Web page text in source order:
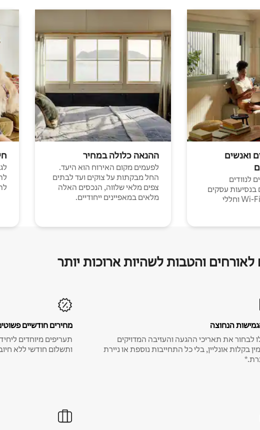
ואנשים
לנוודים
בנסיעות עסקים
עם חיבור לרשת Wi-Fi וחללי
ההנאה כלולה במחיר
לפעמים מקום האירוח הוא היעד.
החל מבקתות על צוקים ועד לבתים
צפים מלאי שלווה, הנכסים האלה
מלאים במאפיינים ייחודיים.
לאורחים והטבות לשהיות ארוכות יותר
הנחוצה
לבחור את תאריכי ההגעה והעזיבה המדויקים
בקלות אונליין, בלי כל התחייבות נוספת או ניירת
מחירים חודשיים
תעריפים מיוחדים
ותשלום חודשי ללא